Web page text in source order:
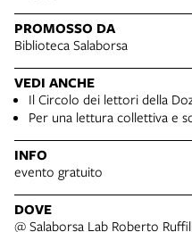
PROMOSSO DA
Biblioteca Salaborsa
VEDI ANCHE
Il Circolo dei lettori della
Per una lettura collettiva e
INFO
evento gratuito
DOVE
@ Salaborsa Lab Roberto